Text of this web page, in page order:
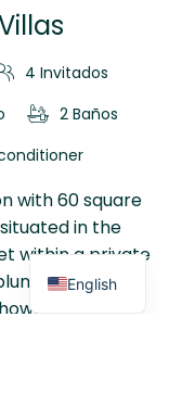
4 Invitados
2 Baños
with 60 square
in the
within a private
pool and a
English